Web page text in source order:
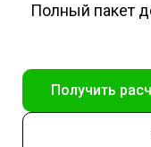
Полный пакет
Получить